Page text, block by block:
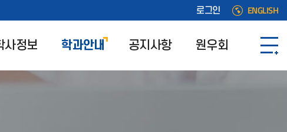
로그인 ENGLISH
사정보 학과안내 공지사항 원우회